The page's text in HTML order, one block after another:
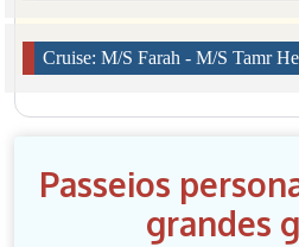
Cruise: M/S Farah - M/S Tamr
Passeios
grandes